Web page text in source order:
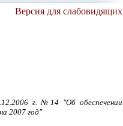
Версия для слабовидящих
г. №14 "Об обеспечении
2007 год"